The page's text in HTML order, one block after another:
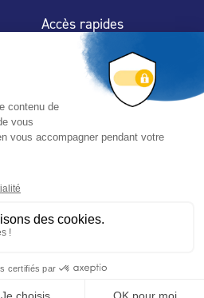
Accès rapides
Espace Presse
Trouver un
professionnel